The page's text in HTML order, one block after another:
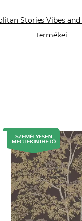
Stories Vibes
termékei